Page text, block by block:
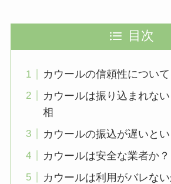
目次
カウールの信頼性について
カウールは振り込まれな
相
カウールの振込が遅いと
カウールは安全な業者か？
カウールは利用がバレな